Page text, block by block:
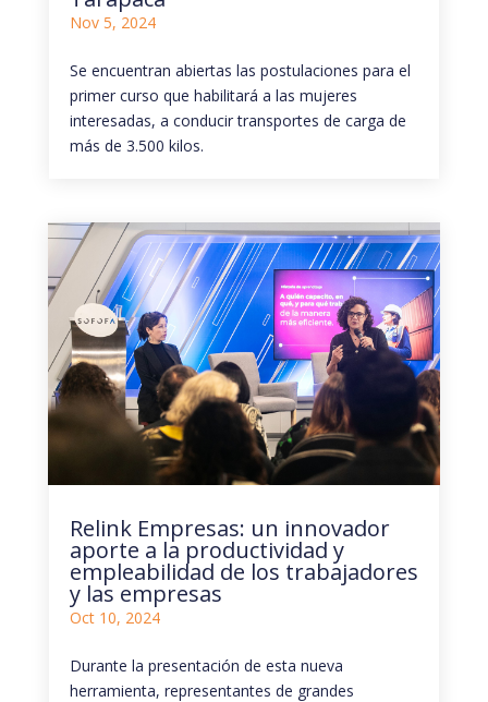
Nov 5, 2024
Se encuentran abiertas las postulaciones para el
primer curso que habilitará a las mujeres
interesadas, a conducir transportes de carga de
más de 3.500 kilos.
Relink Empresas: un innovador
aporte a la productividad y
empleabilidad de los trabajadores
y las empresas
Oct 10, 2024
Durante la presentación de esta nueva
herramienta, representantes de grandes